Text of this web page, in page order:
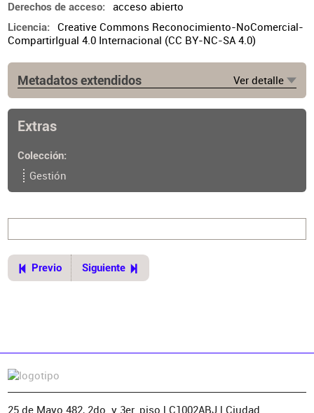
Derechos de acceso acceso abierto
Licencia
Creative Commons Reconocimiento-NoComercial-
CompartirIgual 4.0 Internacional (CC BY-NC-SA 4.0)
Metadatos extendidos Ver detalle
https://www.cpau.org/nota/34554
Extras
Colección
Gestión
Previo Siguiente
25 de Mayo 482, 2do. y 3er. piso | C1002ABJ | Ciudad